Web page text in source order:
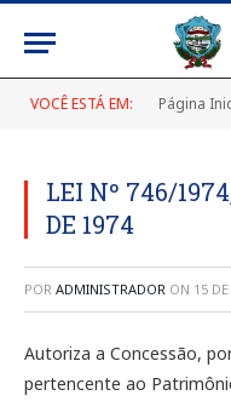
VOCÊ ESTÁ EM: Página
LEI Nº 746/
DE 1974
POR ADMINISTRADOR ON 15
Autoriza a Concessão,
pertencente ao